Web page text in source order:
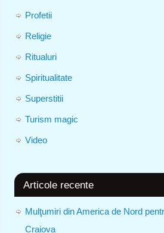
Profetii
Religie
Ritualuri
Spiritualitate
Superstitii
Turism magic
Video
Articole recente
Mulţumiri din America de Nord
Craiova